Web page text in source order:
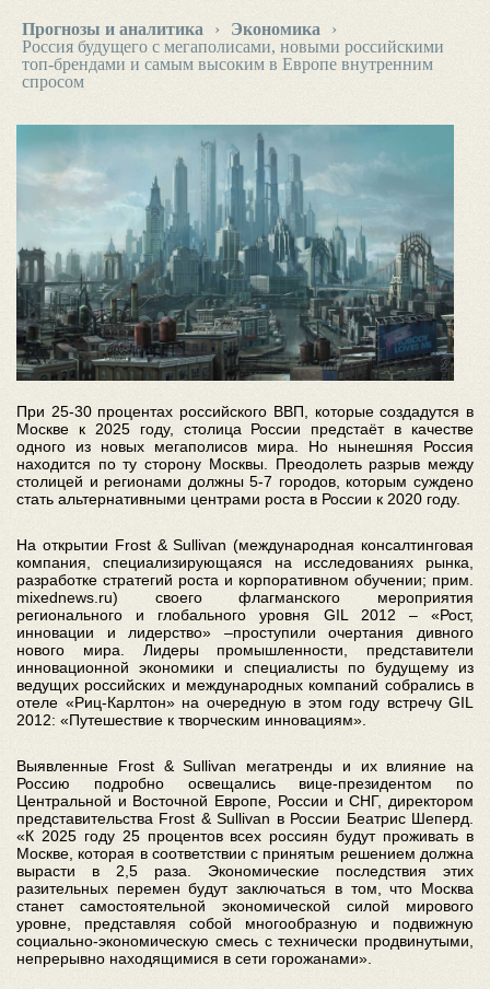
Прогнозы и аналитика › Экономика
›
Россия будущего с мегаполисами, новыми российскими
топ-брендами и самым высоким в Европе внутренним
спросом
При 25-30 процентах российского ВВП, которые создадутся в
Москве к 2025 году, столица России предстаёт в качестве
одного из новых мегаполисов мира. Но нынешняя Россия
находится по ту сторону Москвы. Преодолеть разрыв между
столицей и регионами должны 5-7 городов, которым суждено
стать альтернативными центрами роста в России к 2020 году.
На открытии Frost & Sullivan (международная консалтинговая
компания, специализирующаяся на исследованиях рынка,
разработке стратегий роста и корпоративном обучении; прим.
mixednews.ru) своего флагманского мероприятия
регионального и глобального уровня GIL 2012 – «Рост,
инновации и лидерство» –проступили очертания дивного
нового мира. Лидеры промышленности, представители
инновационной экономики и специалисты по будущему из
ведущих российских и международных компаний собрались в
отеле «Риц-Карлтон» на очередную в этом году встречу GIL
2012: «Путешествие к творческим инновациям».
Выявленные Frost & Sullivan мегатренды и их влияние на
Россию подробно освещались вице-президентом по
Центральной и Восточной Европе, России и СНГ, директором
представительства Frost & Sullivan в России Беатрис Шеперд.
«К 2025 году 25 процентов всех россиян будут проживать в
Москве, которая в соответствии с принятым решением должна
вырасти в 2,5 раза. Экономические последствия этих
разительных перемен будут заключаться в том, что Москва
станет самостоятельной экономической силой мирового
уровне, представляя собой многообразную и подвижную
социально-экономическую смесь с технически продвинутыми,
непрерывно находящимися в сети горожанами».